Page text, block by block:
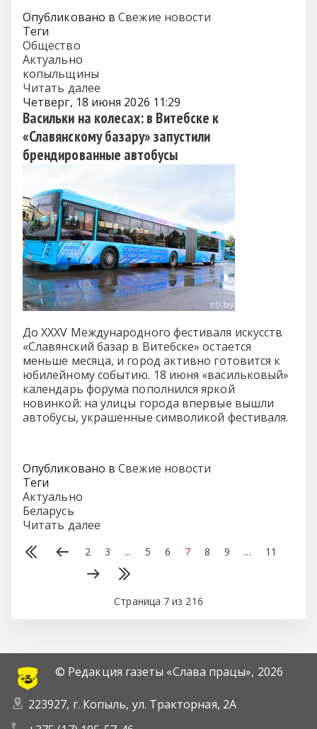
Опубликовано в Свежие новости
Теги
Общество
Актуально
копыльщины
Читать далее
Четверг, 18 июня 2026 11:29
Васильки на колесах: в Витебске к
«Славянскому базару» запустили
брендированные автобусы
До XXXV Международного фестиваля искусств
«Славянский базар в Витебске» остается
меньше месяца, и город активно готовится к
юбилейному событию. 18 июня «васильковый»
календарь форума пополнился яркой
новинкой: на улицы города впервые вышли
автобусы, украшенные символикой фестиваля.
Опубликовано в Свежие новости
Теги
Актуально
Беларусь
Читать далее
2 3 ... 5 6 7 8 9 ... 11
Страница 7 из 216
© Редакция газеты «Слава працы», 2026
223927, г. Копыль, ул. Тракторная, 2А